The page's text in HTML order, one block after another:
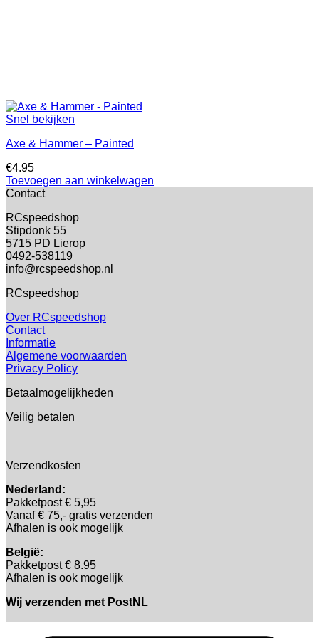
Snel bekijken
Axe & Hammer – Painted
€4.95
Toevoegen aan winkelwagen
Contact
RCspeedshop
Stipdonk 55
5715 PD Lierop
0492-538119
info@rcspeedshop.nl
RCspeedshop
Over RCspeedshop
Contact
Informatie
Algemene voorwaarden
Privacy Policy
Betaalmogelijkheden
Veilig betalen
Verzendkosten
Nederland:
Pakketpost € 5,95
Vanaf € 75,- gratis verzenden
Afhalen is ook mogelijk
België:
Pakketpost € 8.95
Afhalen is ook mogelijk
Wij verzenden met PostNL